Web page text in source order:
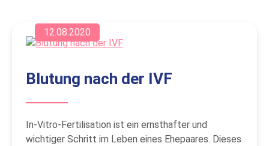
12.08.2020
Blutung nach der IVF
In-Vitro-Fertilisation ist ein ernsthafter und
wichtiger Schritt im Leben eines Ehepaares. Dieses